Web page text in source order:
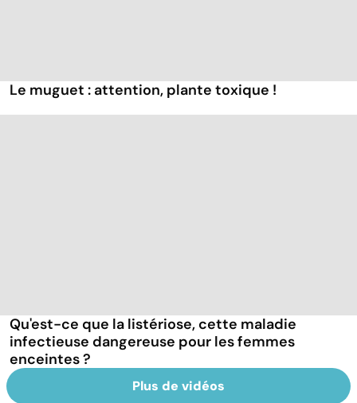
Le muguet : attention, plante toxique !
Qu'est-ce que la listériose, cette maladie
infectieuse dangereuse pour les femmes
enceintes ?
Plus de vidéos